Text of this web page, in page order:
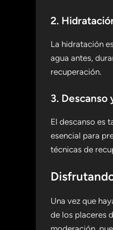
2.
La hidratación
agua antes,
recuperación.
3. Descanso
El descanso es
esencial para
técnicas de
Una vez que
de los placeres